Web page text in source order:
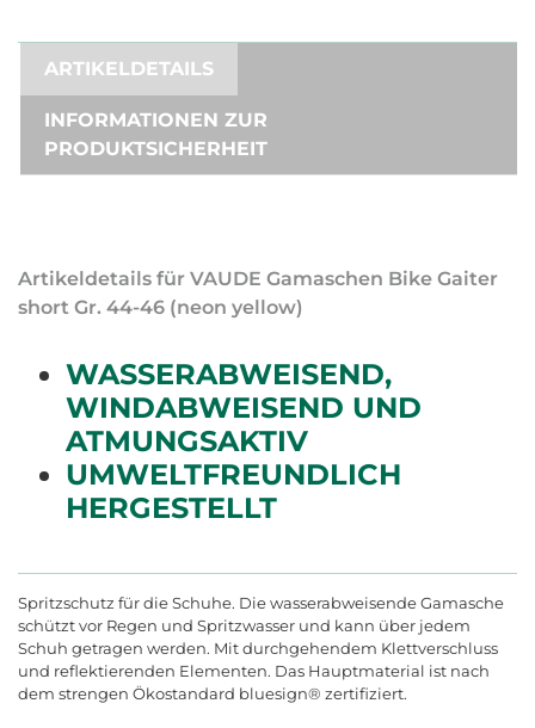
ARTIKELDETAILS
INFORMATIONEN ZUR
PRODUKTSICHERHEIT
Artikeldetails für VAUDE Gamaschen Bike Gaiter
short Gr. 44-46 (neon yellow)
WASSERABWEISEND,
WINDABWEISEND UND
ATMUNGSAKTIV
UMWELTFREUNDLICH
HERGESTELLT
Spritzschutz für die Schuhe. Die wasserabweisende Gamasche
schützt vor Regen und Spritzwasser und kann über jedem
Schuh getragen werden. Mit durchgehendem Klettverschluss
und reflektierenden Elementen. Das Hauptmaterial ist nach
dem strengen Ökostandard bluesign® zertifiziert.